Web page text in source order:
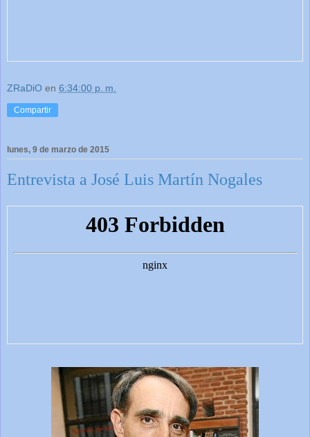
ZRaDiO en 6:34:00 p. m.
Compartir
lunes, 9 de marzo de 2015
Entrevista a José Luis Martín Nogales